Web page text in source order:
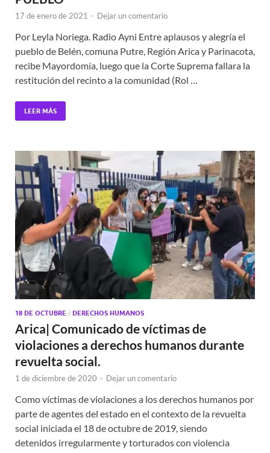
17 de enero de 2021 - Dejar un comentario
Por Leyla Noriega. Radio Ayni Entre aplausos y alegría el
pueblo de Belén, comuna Putre, Región Arica y Parinacota,
recibe Mayordomía, luego que la Corte Suprema fallara la
restitución del recinto a la comunidad (Rol …
LEER MÁS
18 DE OCTUBRE / DERECHOS HUMANOS
Arica| Comunicado de víctimas de
violaciones a derechos humanos durante
revuelta social.
1 de diciembre de 2020 - Dejar un comentario
Como víctimas de violaciones a los derechos humanos por
parte de agentes del estado en el contexto de la revuelta
social iniciada el 18 de octubre de 2019, siendo
detenidos irregularmente y torturados con violencia